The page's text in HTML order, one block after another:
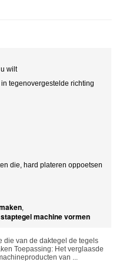
wilt
tegenovergestelde richting
die, hard plateren oppoetsen
,
machine vormen
die van de daktegel de tegels
Toepassing: Het verglaasde
van ...